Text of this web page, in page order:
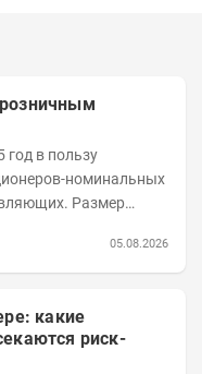
год в пользу
номинальных
Размер
05.08.2026
какие
риск-